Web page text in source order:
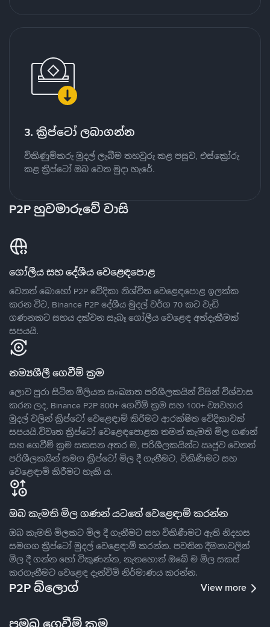
3. ක්‍රිප්ටෝ ලබාගන්න
විකිණුම්කරු මුදල් ලැබීම තහවුරු කළ පසුව, එස්ක්‍රෝරු
කළ ක්‍රිප්ටෝ ඔබ වෙත මුදා හැරේ.
P2P හුවමාරුවේ වාසි
ගෝලීය සහ දේශීය වෙළෙඳපොළ
වෙනත් බොහෝ P2P වේදිකා නිශ්චිත වෙළෙඳපොළ ඉලක්ක
කරන විට, Binance P2P දේශීය මුදල් වර්ග 70 කට වැඩි
ගණනකට සහය දක්වන සැබෑ ගෝලීය වෙළෙඳ අත්දැකීමක්
සපයයි.
නම්‍යශීලී ගෙවීම් ක්‍රම
ලොව පුරා සිටින මිලියන සංඛ්‍යාත පරිශීලකයින් විසින් විශ්වාස
කරන ලද, Binance P2P 800+ ගෙවීම් ක්‍රම සහ 100+ ව්‍යවහාර
මුදල් වලින් ක්‍රිප්ටෝ වෙළෙඳාම් කිරීමට ආරක්ෂිත වේදිකාවක්
සපයයි.විවෘත ක්‍රිප්ටෝ වෙළෙඳපොළක තමන් කැමති මිල ගණන්
සහ ගෙවීම් ක්‍රම සකසන අතර ම, පරිශීලකයින්ට ඍජුව වෙනත්
පරිශීලකයින් සමග ක්‍රිප්ටෝ මිල දී ගැනීමට, විකිණීමට සහ
වෙළෙඳාම් කිරීමට හැකි ය.
ඔබ කැමති මිල ගණන් යටතේ වෙළෙඳාම් කරන්න
ඔබ කැමති මිලකට මිල දී ගැනීමට සහ විකිණීමට ඇති නිදහස
සමගග ක්‍රිප්ටෝ මුදල් වෙළෙඳාම් කරන්න. පවතින දීමනාවලින්
මිල දී ගන්න හෝ විකුණන්න, නැතහොත් ඔබේ ම මිල සකස්
කරගැනීමට වෙළෙඳ දැන්වීම් නිර්මාණය කරන්න.
P2P බ්ලොග් View more